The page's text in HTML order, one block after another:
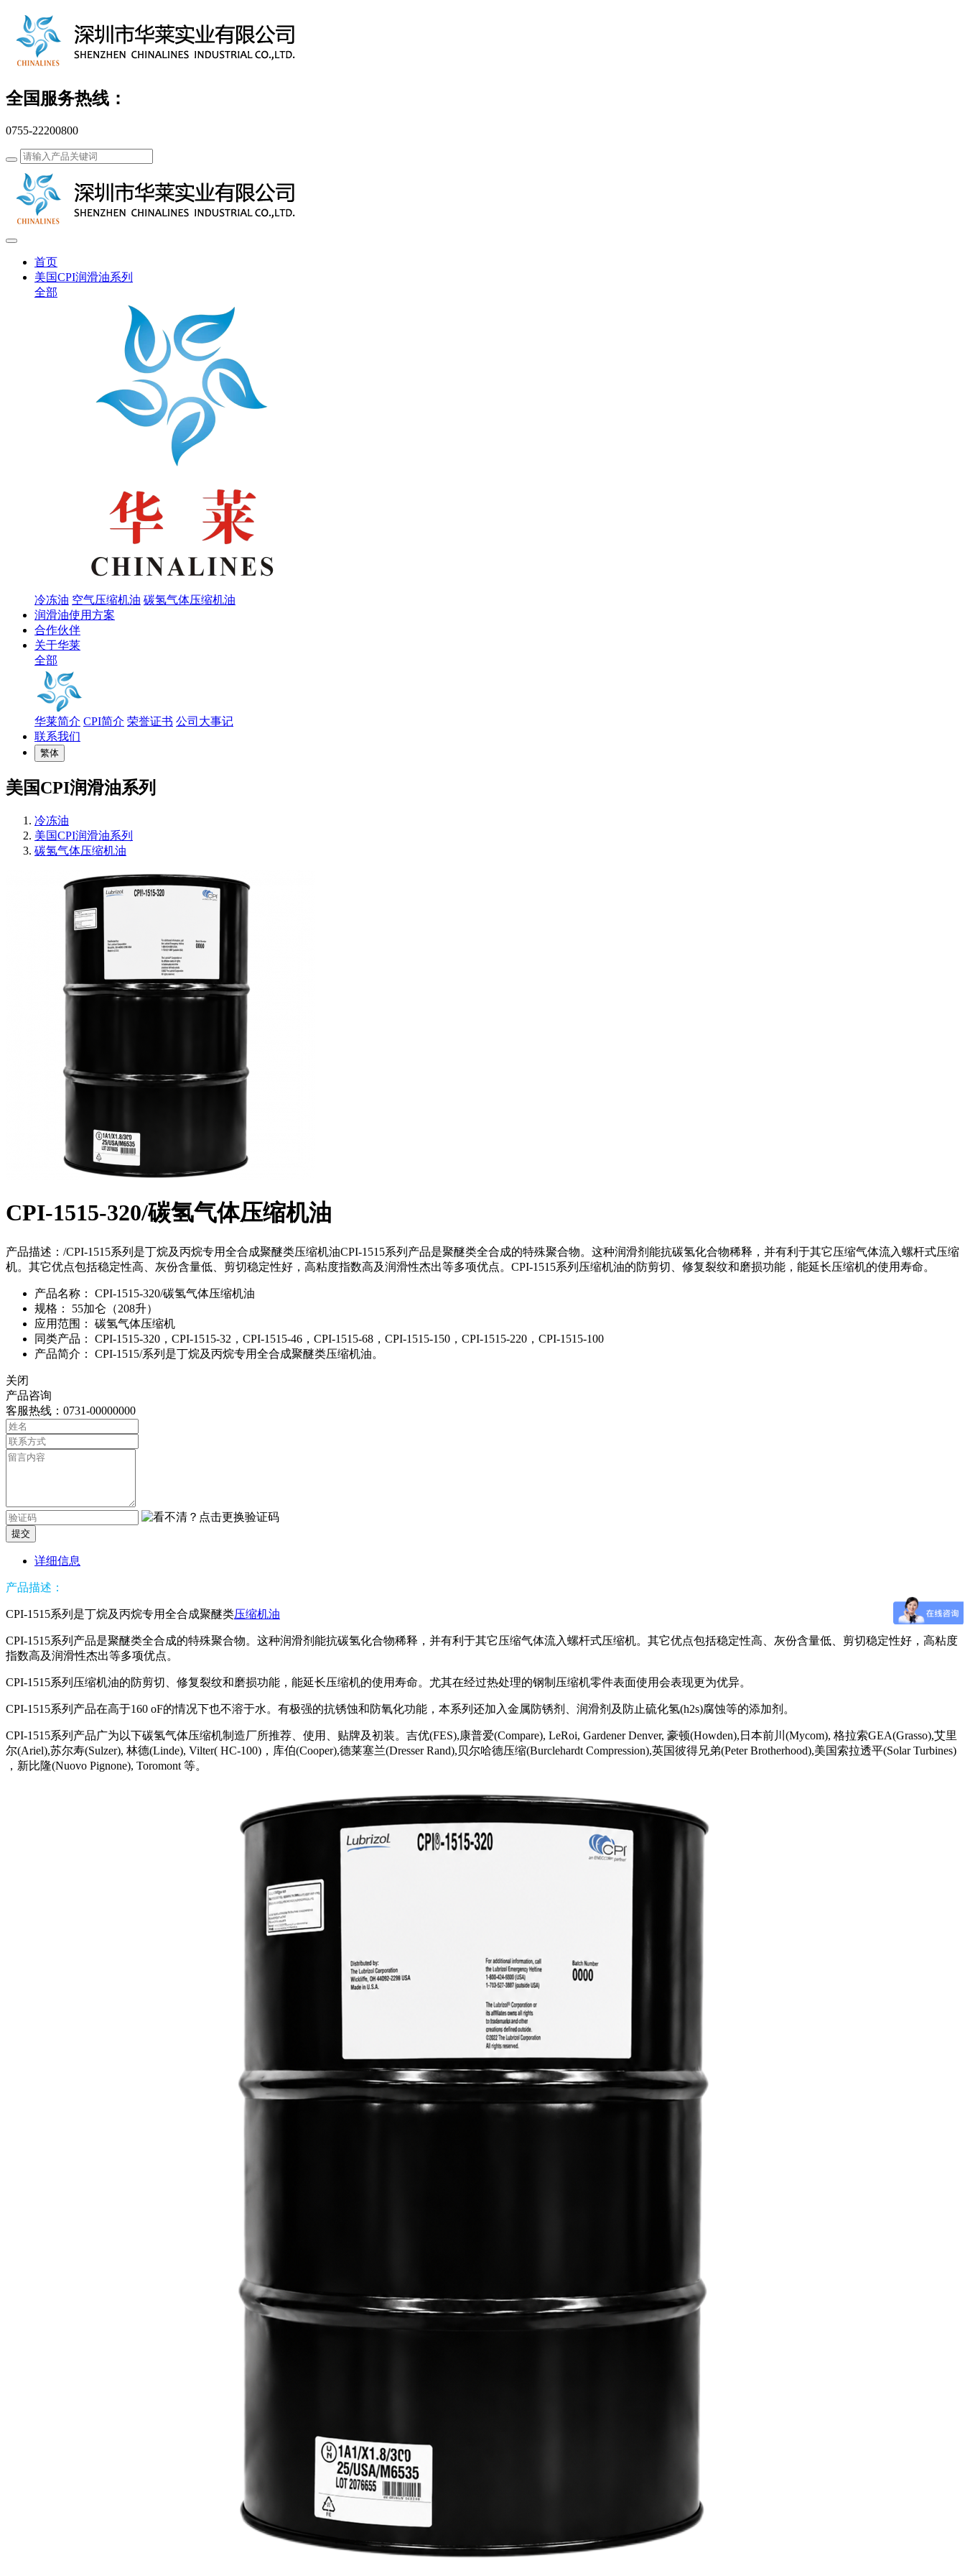
全国服务热线：
0755-22200800
首页
美国CPI润滑油系列
全部
冷冻油 空气压缩机油 碳氢气体压缩机油
润滑油使用方案
合作伙伴
关于华莱
全部
华莱简介 CPI简介 荣誉证书 公司大事记
联系我们
繁体
美国CPI润滑油系列
冷冻油
美国CPI润滑油系列
碳氢气体压缩机油
CPI-1515-320/碳氢气体压缩机油
产品描述：/CPI-1515系列是丁烷及丙烷专用全合成聚醚类压缩机油CPI-1515系列产品是聚醚类全合成的特殊聚合物。这种润滑剂能抗碳氢化合物稀释，并有利于其它压缩气体流入螺杆式压缩
机。其它优点包括稳定性高、灰份含量低、剪切稳定性好，高粘度指数高及润滑性杰出等多项优点。CPI-1515系列压缩机油的防剪切、修复裂纹和磨损功能，能延长压缩机的使用寿命。
产品名称：
CPI-1515-320/碳氢气体压缩机油
规格：
55加仑（208升）
应用范围：
碳氢气体压缩机
同类产品：
CPI-1515-320，CPI-1515-32，CPI-1515-46，CPI-1515-68，CPI-1515-150，CPI-1515-220，CPI-1515-100
产品简介：
CPI-1515/系列是丁烷及丙烷专用全合成聚醚类压缩机油。
关闭
产品咨询
客服热线：0731-00000000
提交
详细信息
产品描述：
CPI-1515系列是丁烷及丙烷专用全合成聚醚类压缩机油
CPI-1515系列产品是聚醚类全合成的特殊聚合物。这种润滑剂能抗碳氢化合物稀释，并有利于其它压缩气体流入螺杆式压缩机。其它优点包括稳定性高、灰份含量低、剪切稳定性好，高粘度
指数高及润滑性杰出等多项优点。
CPI-1515系列压缩机油的防剪切、修复裂纹和磨损功能，能延长压缩机的使用寿命。尤其在经过热处理的钢制压缩机零件表面使用会表现更为优异。
CPI-1515系列产品在高于160 oF的情况下也不溶于水。有极强的抗锈蚀和防氧化功能，本系列还加入金属防锈剂、润滑剂及防止硫化氢(h2s)腐蚀等的添加剂。
CPI-1515系列产品广为以下碳氢气体压缩机制造厂所推荐、使用、贴牌及初装。吉优(FES),康普爱(Compare), LeRoi, Gardener Denver, 豪顿(Howden),日本前川(Mycom), 格拉索GEA(Grasso),艾里
尔(Ariel),苏尔寿(Sulzer), 林德(Linde), Vilter( HC-100)，库伯(Cooper),德莱塞兰(Dresser Rand),贝尔哈德压缩(Burclehardt Compression),英国彼得兄弟(Peter Brotherhood),美国索拉透平(Solar Turbines)
，新比隆(Nuovo Pignone), Toromont 等。